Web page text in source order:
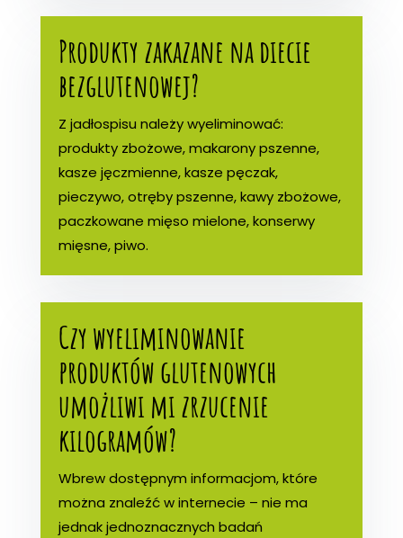
Produkty zakazane na diecie
bezglutenowej?
Z jadłospisu należy wyeliminować:
produkty zbożowe, makarony pszenne,
kasze jęczmienne, kasze pęczak,
pieczywo, otręby pszenne, kawy zbożowe,
paczkowane mięso mielone, konserwy
mięsne, piwo.
Czy wyeliminowanie
produktów glutenowych
umożliwi mi zrzucenie
kilogramów?
Wbrew dostępnym informacjom, które
można znaleźć w internecie – nie ma
jednak jednoznacznych badań